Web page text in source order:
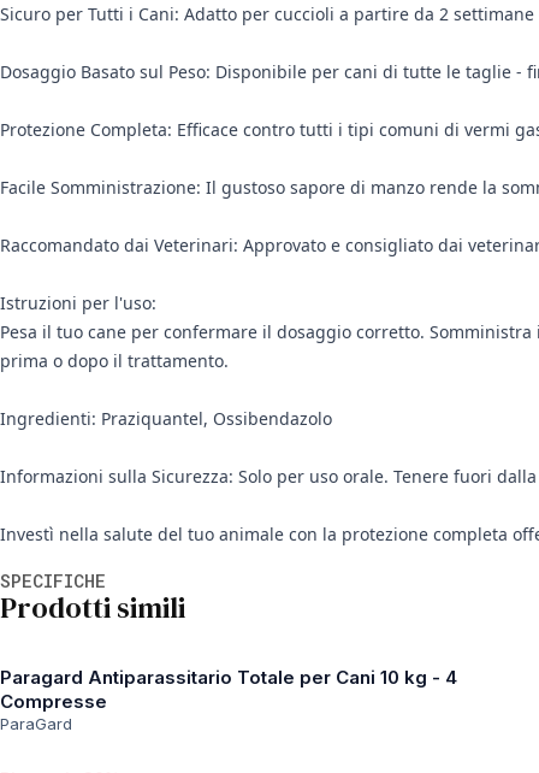
Sicuro per Tutti i Cani: Adatto per cuccioli a partire da 2
Dosaggio Basato sul Peso: Disponibile per cani di tutte le taglie -
Protezione Completa: Efficace contro tutti i tipi comuni di vermi
Facile Somministrazione: Il gustoso sapore di manzo rende la
Raccomandato dai Veterinari: Approvato e consigliato dai
Istruzioni per l'uso:
Pesa il tuo cane per confermare il dosaggio corretto.
prima o dopo il trattamento.
Ingredienti: Praziquantel, Ossibendazolo
Informazioni sulla Sicurezza: Solo per uso orale. Tenere fuori
Investì nella salute del tuo animale con la protezione completa
SPECIFICHE
Prodotti simili
Paragard Antiparassitario Totale per Cani 10 kg - 4
Compresse
ParaGard